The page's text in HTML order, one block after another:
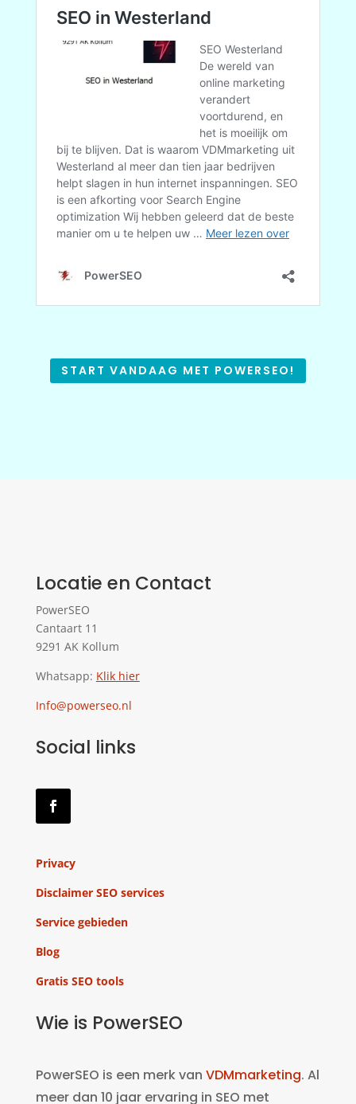
START VANDAAG MET POWERSEO!
Locatie en Contact
PowerSEO
Cantaart 11
9291 AK Kollum
Whatsapp: Klik hier
Info@powerseo.nl
Social links
Privacy
Disclaimer SEO services
Service gebieden
Blog
Gratis SEO tools
Wie is PowerSEO
PowerSEO is een merk van VDMmarketing. Al
meer dan 10 jaar ervaring in SEO met